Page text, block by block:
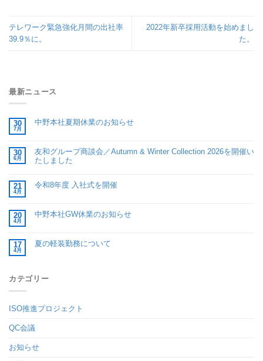
テレワーク緊急強化月間の出社率
39.9％に。
2022年新卒採用活動を始めまし
た。
最新ニュース
30
7月
中野本社夏期休業のお知らせ
30
6月
友和グループ商談会／Autumn & Winter Collection 2026を開催い
たしました
21
4月
令和8年度 入社式を開催
20
4月
中野本社GW休業のお知らせ
17
4月
夏の軽装勤務について
カテゴリー
ISO推進プロジェクト
QC会議
お知らせ